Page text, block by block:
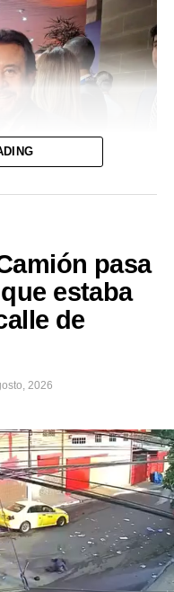
pasa de listo con su
para atención de
Abelardo de la
saludo de parte del
deseos al
al frente de la nación
pasa
estaba
de
2026